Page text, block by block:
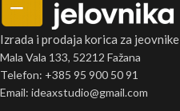
Izrada i prodaja korica za jeovnike
Mala Vala 133, 52212 Fažana
Telefon: +385 95 900 50 91
Email: ideaxstudio@gmail.com